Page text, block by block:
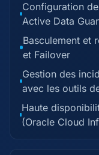
Configuration
Active Data
Basculement et
et Failover
Gestion des
avec les outils
Haute
(Oracle Cloud